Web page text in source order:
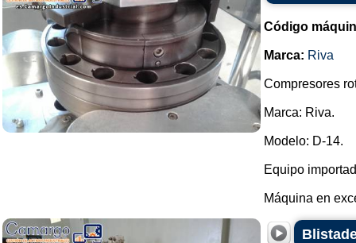
Código
Marca: Riva
Compresores
Marca: Riva.
Modelo: D-14.
Equipo
Máquina en